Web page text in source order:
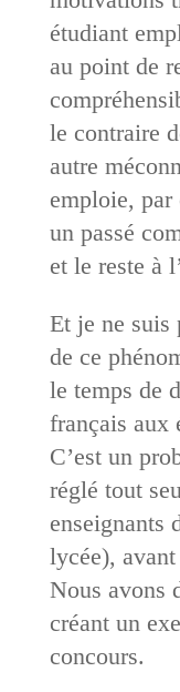
étudiant
au point de
le contraire
autre
emploie, par
un passé
et le reste à
Et je ne suis
de ce
le temps de
français aux
C’est un
réglé tout
enseignants
lycée), avant
Nous avons
créant un
concours.